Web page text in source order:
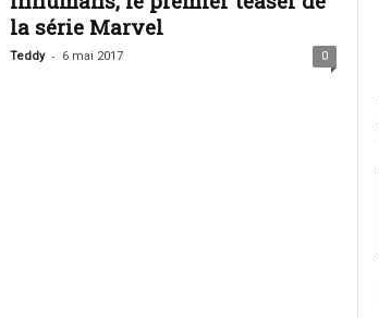
la série Marvel
Teddy - 6 mai 2017 0